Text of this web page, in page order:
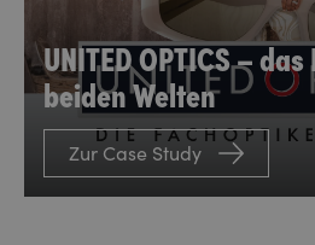
UNITED OPTICS –
beiden Welten
Zur Case Study